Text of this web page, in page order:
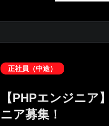
正社員（中途）
【PHPエンジニア
ニア募集！